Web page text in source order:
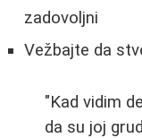
zadovoljni
Vežbajte da
"Kad vidim
da su joj